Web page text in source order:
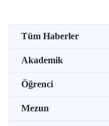
Tüm Haberler
Akademik
Öğrenci
Mezun